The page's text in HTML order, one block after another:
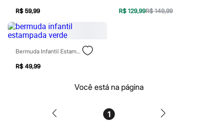
Miss Fifteen
Palomino
Moda íntima
Calcinhas
Cuecas
Meias
Pijamas
Moda praia
R$ 59,99 R$ 129,99R$ 149,99
Bermuda Infantil Estampada Verde
R$ 49,99
Você está na página
1